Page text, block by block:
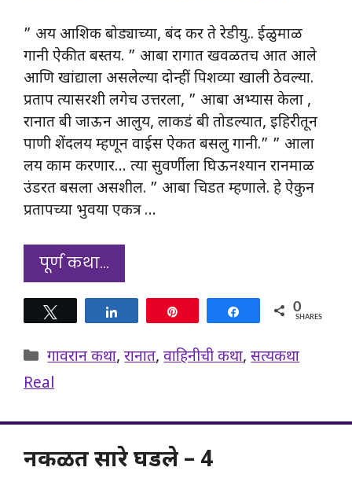
” अय आशिक बोड्याच्या, बंद कर ते रेडीयु.. ईळुमाळ
गानी ऐकीत बस्तय. ” आबा रागात खवळतच आत आले
आणि खांद्याला असलेल्या दोन्हीं पिशव्या खाली ठेवल्या.
प्रताप त्यासरशी लगेच उत्तरला, ” आबा अभ्यास केला ,
रानात बी जाऊन आलुय, लाकडं बी तोडल्यात, इहिरीतून
पाणी शेंदलय म्हणून वाईस ऐकत बसलु गानी.” ” आला
लय काम करणार… त्या सुवर्णीला घिऊनश्यान रानमाळ
उंडरत बसला असशील. ” आबा चिडत म्हणाले. हे ऐकुन
प्रतापच्या भुवया एकत्र …
पूर्ण कथा…
Share 0
SHARES
Categories
गावरान कथा,रानात,वाहिनीची कथा,सत्यकथा
Real
नकळत सारे घडले – 4